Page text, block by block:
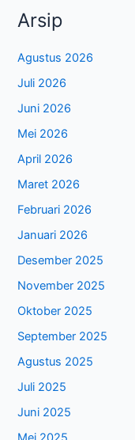
Arsip
Agustus 2026
Juli 2026
Juni 2026
Mei 2026
April 2026
Maret 2026
Februari 2026
Januari 2026
Desember 2025
November 2025
Oktober 2025
September 2025
Agustus 2025
Juli 2025
Juni 2025